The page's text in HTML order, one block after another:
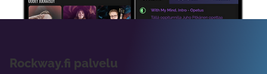
Rockway.fi palvelu